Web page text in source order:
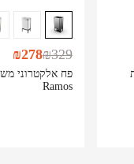
Ramos
₪329
₪278